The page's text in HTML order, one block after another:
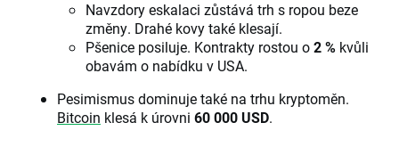
Navzdory eskalaci zůstává trh s ropou beze
změny. Drahé kovy také klesají.
Pšenice posiluje. Kontrakty rostou o2 % kvůli
obavám o nabídku v USA.
Pesimismus dominuje také na trhu kryptoměn.
Bitcoin klesá k úrovni 60 000 USD.